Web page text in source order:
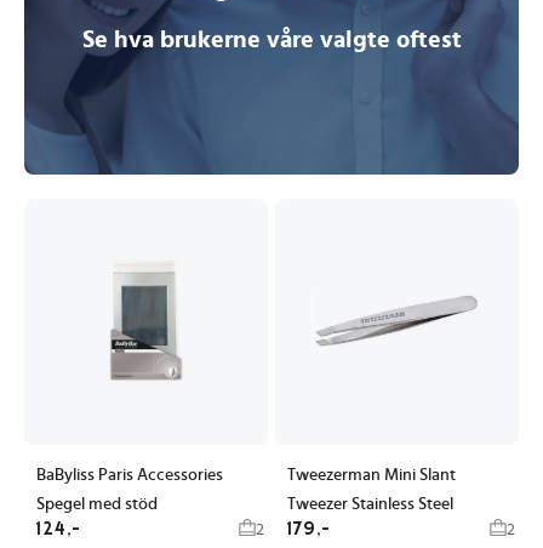
Se hva brukerne våre valgte oftest
BaByliss Paris Accessories
Spegel med stöd
124,- 2
Tweezerman Mini Slant
Tweezer Stainless Steel
179,- 2